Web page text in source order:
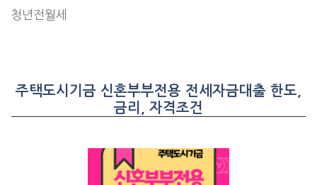
청년전월세
주택도시기금 신혼부부전용 전세자금대출 한도,
금리, 자격조건